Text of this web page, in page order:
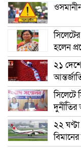
হলেন
২১
সিলেটে
২২
বিমানের